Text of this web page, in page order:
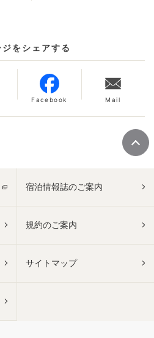
をシェアする
Facebook Mail
宿泊情報誌のご案内
規約のご案内
サイトマップ